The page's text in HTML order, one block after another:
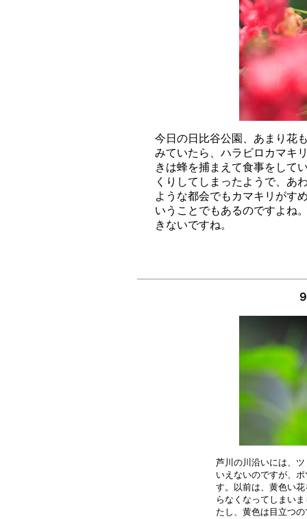
今日の日比谷公園、あまり花
みていたら、ハラビロカマキ
きは蜂を捕まえて食事をして
くりしてしまったようで、あ
ような都会でもカマキリがす
いうことでもあるのですよね
芦川の川沿いには、
いえないのですが、
す。以前は、黄色い
らなくなってしまい
たし、黄色は目立つ